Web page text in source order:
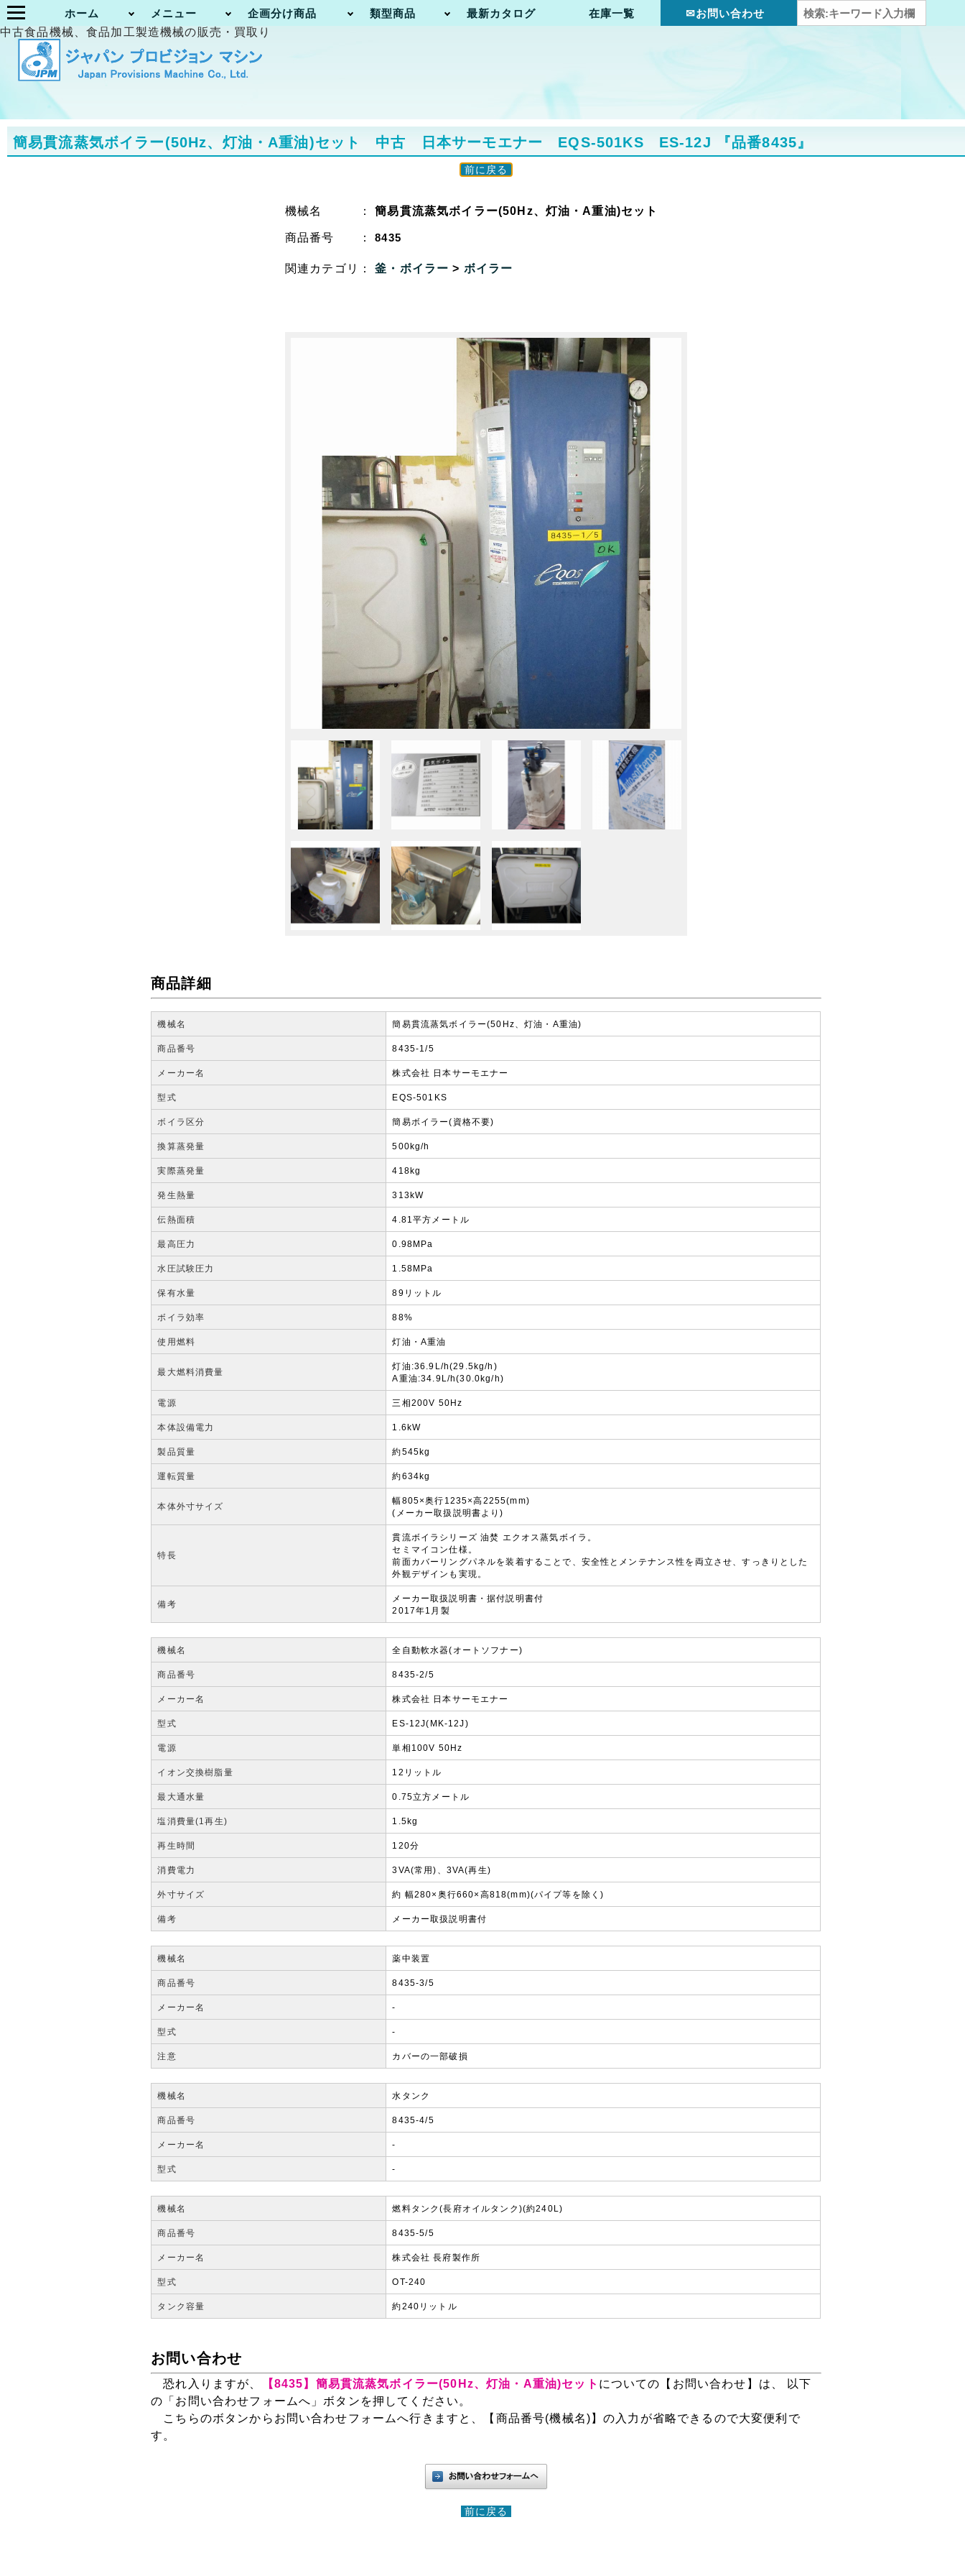
ホーム メニュー 企画分け商品 類型商品 最新カタログ 在庫一覧
✉お問い合わせ
中古食品機械、食品加工製造機械の販売・買取り
簡易貫流蒸気ボイラー(50Hz、灯油・A重油)セット 中古 日本サーモエナー EQS-501KS ES-12J 『品番8435』
前に戻る
機械名 ：簡易貫流蒸気ボイラー(50Hz、灯油・A重油)セット
商品番号 ：8435
関連カテゴリ：釜・ボイラー> ボイラー
商品詳細
機械名 簡易貫流蒸気ボイラー(50Hz、灯油・A重油)
商品番号 8435-1/5
メーカー名 株式会社 日本サーモエナー
型式 EQS-501KS
ボイラ区分 簡易ボイラー(資格不要)
換算蒸発量 500kg/h
実際蒸発量 418kg
発生熱量 313kW
伝熱面積 4.81平方メートル
最高圧力 0.98MPa
水圧試験圧力 1.58MPa
保有水量 89リットル
ボイラ効率 88%
使用燃料 灯油・A重油
最大燃料消費量
灯油:36.9L/h(29.5kg/h)
A重油:34.9L/h(30.0kg/h)
電源 三相200V 50Hz
本体設備電力 1.6kW
製品質量 約545kg
運転質量 約634kg
本体外寸サイズ
幅805×奥行1235×高2255(mm)
(メーカー取扱説明書より)
特長
貫流ボイラシリーズ 油焚 エクオス蒸気ボイラ。
セミマイコン仕様。
前面カバーリングパネルを装着することで、安全性とメンテナンス性を両立させ、すっきりとした
外観デザインも実現。
備考
メーカー取扱説明書・据付説明書付
2017年1月製
機械名 全自動軟水器(オートソフナー)
商品番号 8435-2/5
メーカー名 株式会社 日本サーモエナー
型式 ES-12J(MK-12J)
電源 単相100V 50Hz
イオン交換樹脂量 12リットル
最大通水量 0.75立方メートル
塩消費量(1再生) 1.5kg
再生時間 120分
消費電力 3VA(常用)、3VA(再生)
外寸サイズ 約 幅280×奥行660×高818(mm)(パイプ等を除く)
備考 メーカー取扱説明書付
機械名 薬中装置
商品番号 8435-3/5
メーカー名 -
型式 -
注意 カバーの一部破損
機械名 水タンク
商品番号 8435-4/5
メーカー名 -
型式 -
機械名 燃料タンク(長府オイルタンク)(約240L)
商品番号 8435-5/5
メーカー名 株式会社 長府製作所
型式 OT-240
タンク容量 約240リットル
お問い合わせ
恐れ入りますが、 【8435】簡易貫流蒸気ボイラー(50Hz、灯油・A重油)セット についての【お問い合わせ】は、 以下
の「お問い合わせフォームへ」ボタンを押してください。
こちらのボタンからお問い合わせフォームへ行きますと、【商品番号(機械名)】の入力が省略できるので大変便利で
す。
前に戻る